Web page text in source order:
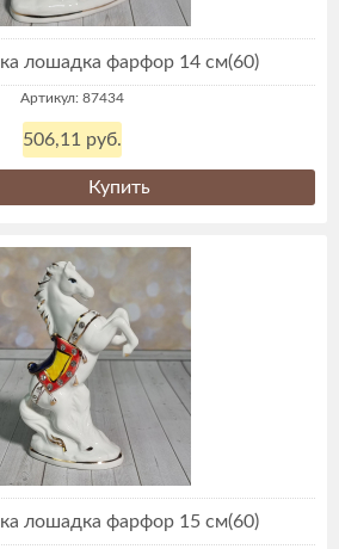
лошадка фарфор 14 см(60)
Артикул: 87434
506,11 руб.
Купить
лошадка фарфор 15 см(60)